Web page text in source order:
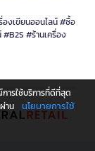
องเขียนออนไลน์ #ซื้อ
#ร้านเครื่อง
ารใช้บริการที่ดีที่สุด
าน
นโยบายการใช้